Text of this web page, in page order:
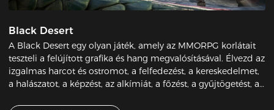
Black Desert
A Black Desert egy olyan játék, amely az MMORPG korlátait
teszteli a felújított grafika és hang megvalósításával. Élvezd az
izgalmas harcot és ostromot, a felfedezést, a kereskedelmet,
a halászatot, a képzést, az alkímiát, a főzést, a gyűjtögetést, a